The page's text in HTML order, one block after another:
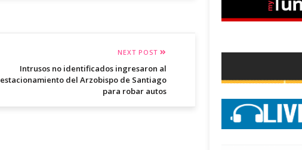
NEXT POST
Intrusos no identificados ingresaron al
estacionamiento del Arzobispo de Santiago
para robar autos